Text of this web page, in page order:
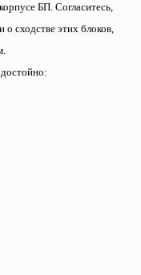
БП. Согласитесь,
сходстве этих блоков,